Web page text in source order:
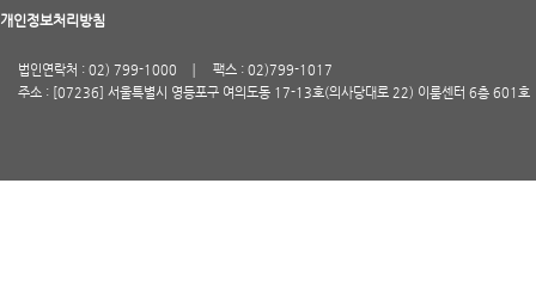
개인정보처리방침
법인연락처 : 02) 799-1000
팩스 : 02)799-1017
주소 : [07236] 서울특별시 영등포구 여의도동 17-13호(의사당대로 22) 이룸센터 6층 601호